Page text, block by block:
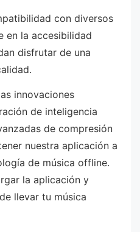
con diversos
en la accesibilidad
disfrutar de una
innovaciones
de inteligencia
de compresión
nuestra aplicación a
de música offline.
la aplicación y
llevar tu música